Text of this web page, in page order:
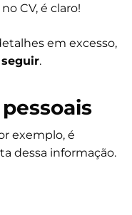
CV, é claro!
em excesso,
.
exemplo, é
dessa informação.